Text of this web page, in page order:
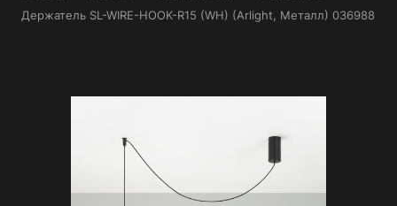
Держатель SL-WIRE-HOOK-R15 (WH) (Arlight, Металл) 036988